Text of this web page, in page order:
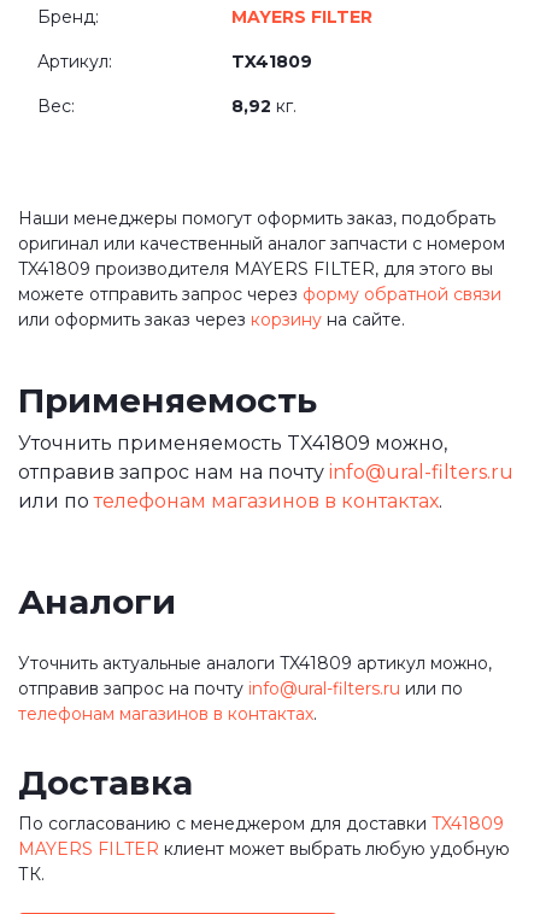
Бренд: MAYERS FILTER
Артикул: TX41809
Вес: 8,92 кг.
Наши менеджеры помогут оформить заказ, подобрать
оригинал или качественный аналог запчасти с номером
TX41809 производителя MAYERS FILTER, для этого вы
можете отправить запрос через форму обратной связи
или оформить заказ через корзину на сайте.
Применяемость
Уточнить применяемость TX41809 можно,
отправив запрос нам на почту info@ural-filters.ru
или потелефонам магазинов в контактах.
Аналоги
Уточнить актуальные аналоги TX41809 артикул можно,
отправив запрос на почту info@ural-filters.ru или по
телефонам магазинов в контактах.
Доставка
По согласованию с менеджером для доставки TX41809
MAYERS FILTER клиент может выбрать любую удобную
ТК.